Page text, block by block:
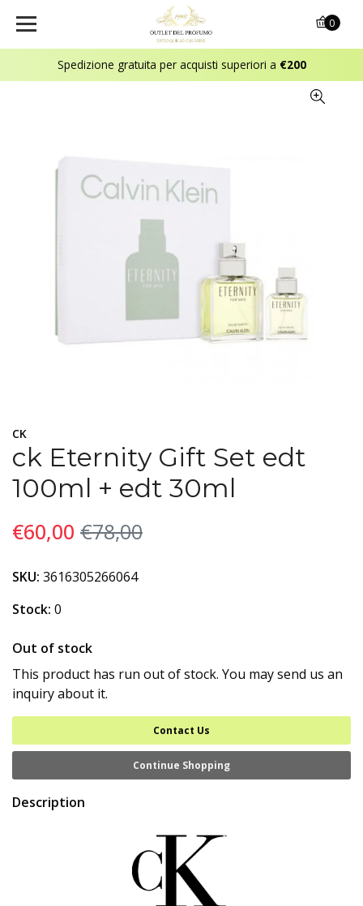
Spedizione gratuita per acquisti superiori a €200
0
CK
ck Eternity Gift Set edt
100ml + edt 30ml
€60,00 €78,00
SKU: 3616305266064
Stock: 0
Out of stock
This product has run out of stock. You may send us an
inquiry about it.
Contact Us
Continue Shopping
Description